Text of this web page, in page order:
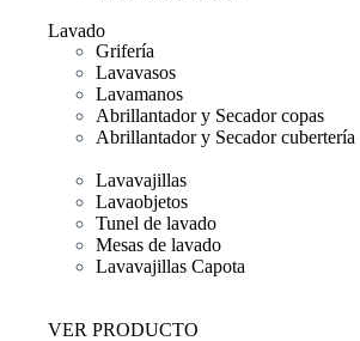
Lavado
Grifería
Lavavasos
Lavamanos
Abrillantador y Secador copas
Abrillantador y Secador cubertería
Lavavajillas
Lavaobjetos
Tunel de lavado
Mesas de lavado
Lavavajillas Capota
VER PRODUCTO